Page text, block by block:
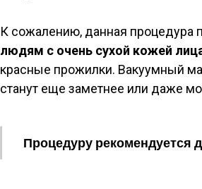
К сожалению, данная процедура
людям с очень сухой кожей
красные прожилки. Вакуумный
станут еще заметнее или даже
Процедуру рекомендуется